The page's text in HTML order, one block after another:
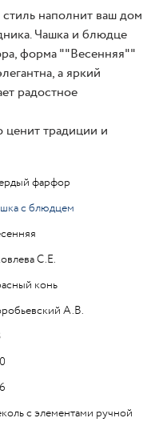
наполнит ваш дом
Чашка и блюдце
форма ""Весенняя""
а яркий
радостное
ценит традиции и
фарфор
с блюдцем
С.Е.
конь
А.В.
с элементами ручной